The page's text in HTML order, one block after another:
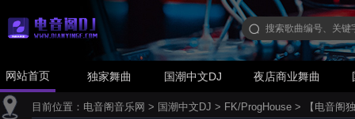
网站首页 独家舞曲 国潮中文DJ 夜店商业舞曲
目前位置： 电音阁音乐网 > 国潮中文DJ > FK/ProgHouse > 【电音阁